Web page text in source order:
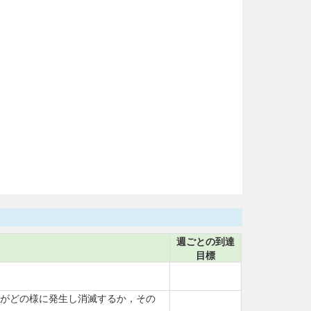
週ごとの到達
目標
どの様に発生し消滅するか，その